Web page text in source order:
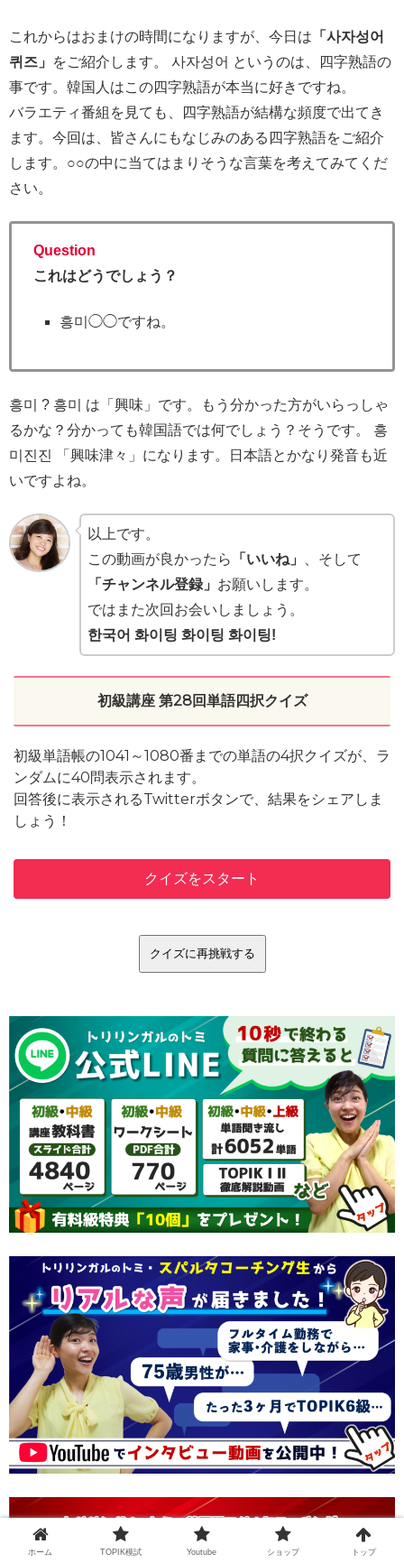
これからはおまけの時間になりますが、今日は 「사자성어
퀴즈」
をご紹介します。 사자성어 というのは、四字熟語の
事です。韓国人はこの四字熟語が本当に好きですね。
バラエティ番組を見ても、四字熟語が結構な頻度で出てき
ます。今回は、皆さんにもなじみのある四字熟語をご紹介
します。○○の中に当てはまりそうな言葉を考えてみてくだ
さい。
Question
これはどうでしょう？
흥미◯◯ですね。
흥미 ? 흥미 は「興味」です。もう分かった方がいらっしゃ
るかな？分かっても韓国語では何でしょう？そうです。 흥
미진진 「興味津々」になります。日本語とかなり発音も近
いですよね。
以上です。
この動画が良かったら
「いいね」
、そして
「チャンネル登録」 お願いします。
ではまた次回お会いしましょう。
한국어 화이팅 화이팅 화이팅!
初級講座 第28回単語四択クイズ
初級単語帳の1041～1080番までの単語の4択クイズが、ラ
ンダムに40問表示されます。
回答後に表示されるTwitterボタンで、結果をシェアしま
しょう！
クイズをスタート
ホーム TOPIK模試 Youtube ショップ トップ